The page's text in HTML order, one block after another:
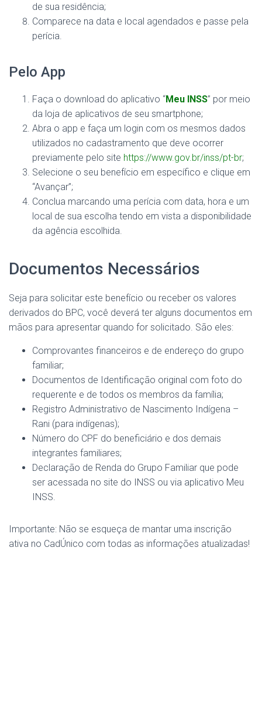
de sua residência;
Comparece na data e local agendados e passe pela
perícia.
Pelo App
Faça o download do aplicativo “Meu INSS” por meio
da loja de aplicativos de seu smartphone;
Abra o app e faça um login com os mesmos dados
utilizados no cadastramento que deve ocorrer
previamente pelo site https://www.gov.br/inss/pt-br;
Selecione o seu benefício em específico e clique em
“Avançar”;
Conclua marcando uma perícia com data, hora e um
local de sua escolha tendo em vista a disponibilidade
da agência escolhida.
Documentos Necessários
Seja para solicitar este benefício ou receber os valores
derivados do BPC, você deverá ter alguns documentos em
mãos para apresentar quando for solicitado. São eles:
Comprovantes financeiros e de endereço do grupo
familiar;
Documentos de Identificação original com foto do
requerente e de todos os membros da família;
Registro Administrativo de Nascimento Indígena –
Rani (para indígenas);
Número do CPF do beneficiário e dos demais
integrantes familiares;
Declaração de Renda do Grupo Familiar que pode
ser acessada no site do INSS ou via aplicativo Meu
INSS.
Importante: Não se esqueça de mantar uma inscrição
ativa no CadÚnico com todas as informações atualizadas!